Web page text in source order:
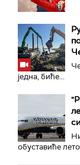
једна, биће...
обуставиће